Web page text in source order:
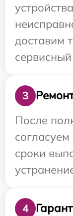
доставим
3
После
сроки
4